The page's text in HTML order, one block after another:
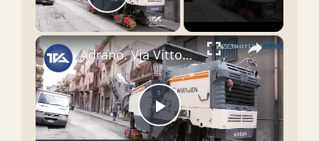
Play Video
×
Play
Adrano. Via Vittorio Emanuele verso la totale riapertura al traffico. Strada scarificata, 2 giorni p